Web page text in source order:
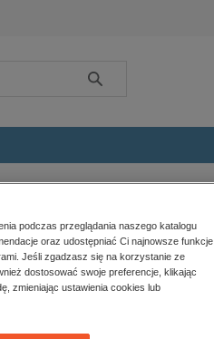
Szukaj
dostępny.
podczas przeglądania naszego katalogu
oraz udostępniać Ci najnowsze funkcje,
Jeśli zgadzasz się na korzystanie ze
dostosować swoje preferencje, klikając
zmieniając ustawienia cookies lub